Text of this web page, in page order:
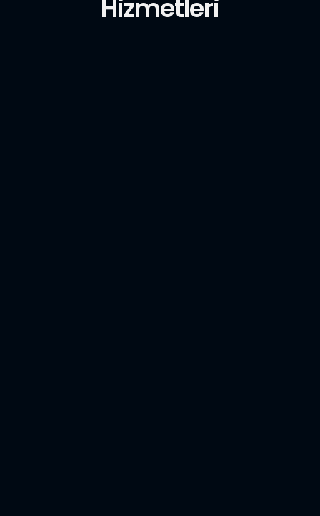
Hizmetleri